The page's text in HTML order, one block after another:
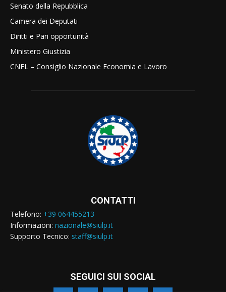
Senato della Repubblica
Camera dei Deputati
Diritti e Pari opportunità
Ministero Giustizia
CNEL – Consiglio Nazionale Economia e Lavoro
CONTATTI
Telefono: +39 064455213
Informazioni: nazionale@siulp.it
Supporto Tecnico: staff@siulp.it
SEGUICI SUI SOCIAL